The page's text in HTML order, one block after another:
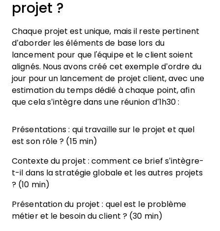
projet ?
Chaque projet est unique, mais il reste pertinent
d’aborder les éléments de base lors du
lancement pour que l'équipe et le client soient
alignés. Nous avons créé cet exemple d’ordre du
jour pour un lancement de projet client, avec une
estimation du temps dédié à chaque point, afin
que cela s’intègre dans une réunion d’1h30 :
Présentations : qui travaille sur le projet et quel
est son rôle ? (15 min)
Contexte du projet : comment ce brief s’intègre-
t-il dans la stratégie globale et les autres projets
? (10 min)
Présentation du projet : quel est le problème
métier et le besoin du client ? (30 min)